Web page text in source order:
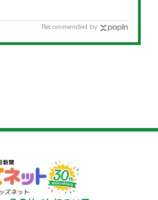
Recommended by